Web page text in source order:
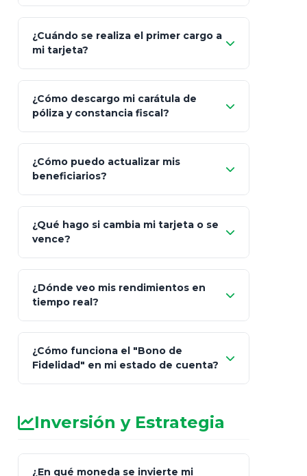
"¿Aún no tienes cuenta?
Regístrate"
¿Cuándo se realiza el primer cargo a
mi tarjeta?
¿Cómo descargo mi carátula de
póliza y constancia fiscal?
"Mis Pólizas" > "Documentos"
¿Cómo puedo actualizar mis
beneficiarios?
¿Qué hago si cambia mi tarjeta o se
vence?
"Link
de Cobro Seguro"
¿Dónde veo mis rendimientos en
tiempo real?
¿Cómo funciona el "Bono de
Fidelidad" en mi estado de cuenta?
Inversión y Estrategia
¿En qué moneda se invierte mi